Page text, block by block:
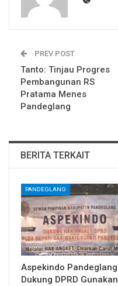
PREV POST
Tanto: Tinjau Progres
Pembangunan RS
Pratama Menes
Pandeglang
BERITA TERKAIT
PANDEGLANG
Aspekindo Pandeglang
Dukung DPRD Gunakan